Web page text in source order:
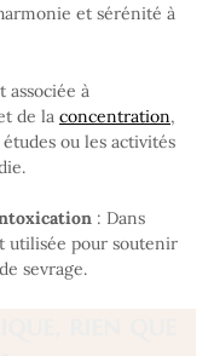
et sérénité à
associée à
de la concentration,
ou les activités
: Dans
utilisée pour soutenir
sevrage.